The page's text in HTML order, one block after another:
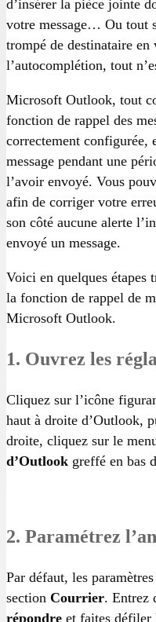
d’insérer la pièce jointe
votre message… Ou tout
trompé de destinataire
l’autocomplétion, tout
Microsoft Outlook, tout
fonction de rappel des
correctement configurée,
message pendant une
l’avoir envoyé. Vous
afin de corriger votre
son côté aucune alerte
envoyé un message.
Voici en quelques étapes
la fonction de rappel de
Microsoft Outlook.
1. Ouvrez les
Cliquez sur l’icône
haut à droite d’Outlook,
droite, cliquez sur le
d’Outlook greffé en bas
2. Paramétrez
Par défaut, les
section Courrier. Entrez
répondre et faites défiler